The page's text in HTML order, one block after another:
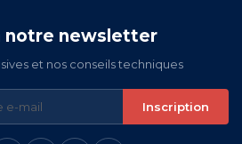
notre newsletter
et nos conseils techniques
Inscription